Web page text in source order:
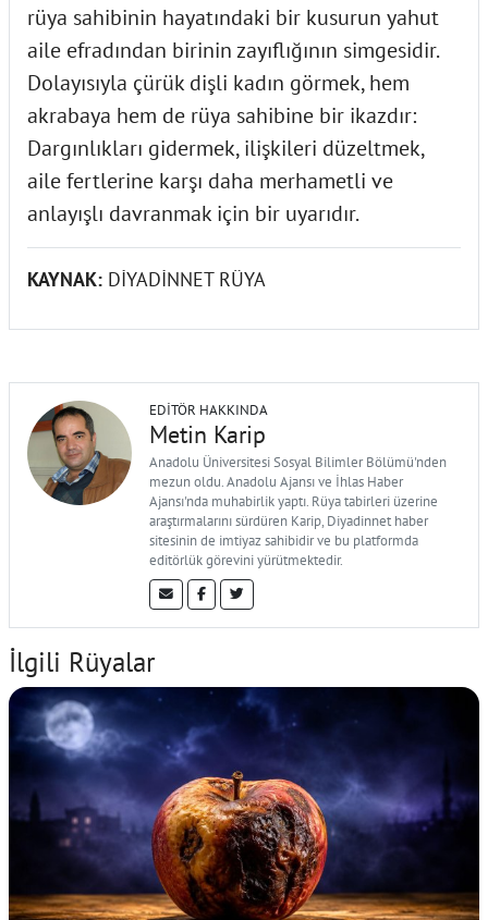
rüya sahibinin hayatındaki bir kusurun yahut
aile efradından birinin zayıflığının simgesidir.
Dolayısıyla çürük dişli kadın görmek, hem
akrabaya hem de rüya sahibine bir ikazdır:
Dargınlıkları gidermek, ilişkileri düzeltmek,
aile fertlerine karşı daha merhametli ve
anlayışlı davranmak için bir uyarıdır.
KAYNAK: DİYADİNNET RÜYA
EDITÖR HAKKINDA
Metin Karip
Anadolu Üniversitesi Sosyal Bilimler Bölümü'nden
mezun oldu. Anadolu Ajansı ve İhlas Haber
Ajansı'nda muhabirlik yaptı. Rüya tabirleri üzerine
araştırmalarını sürdüren Karip, Diyadinnet haber
sitesinin de imtiyaz sahibidir ve bu platformda
editörlük görevini yürütmektedir.
İlgili Rüyalar